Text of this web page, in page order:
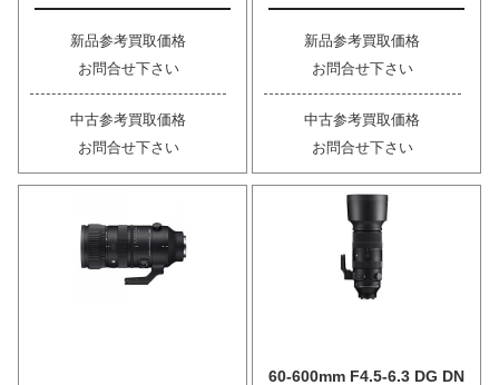
新品参考買取価格
お問合せ下さい
中古参考買取価格
お問合せ下さい
新品参考買取価格
お問合せ下さい
中古参考買取価格
お問合せ下さい
60-600mm F4.5-6.3 DG DN